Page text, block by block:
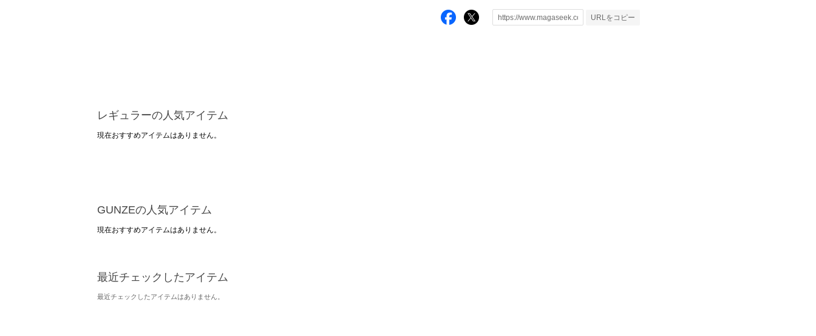
URLをコピー
レギュラーの人気アイテム
現在おすすめアイテムはありません。
GUNZEの人気アイテム
現在おすすめアイテムはありません。
最近チェックしたアイテム
最近チェックしたアイテムはありません。